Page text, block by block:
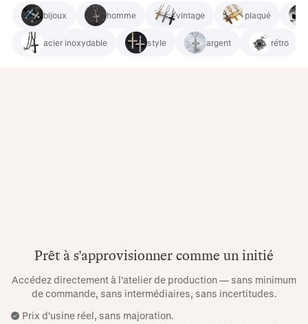
bijoux homme vintage plaqué
acier inoxydable style argent rétro
Prêt à s'approvisionner comme un initié
Accédez directement à l'atelier de production — sans minimum
de commande, sans intermédiaires, sans incertitudes.
Prix ​​d'usine réel, sans majoration.